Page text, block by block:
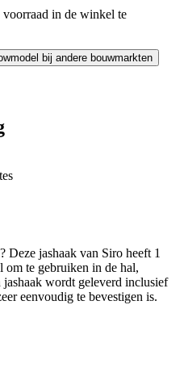
in de winkel te
bij andere bouwmarkten
Deze jashaak van Siro heeft 1
om te gebruiken in de hal,
wordt geleverd inclusief
eenvoudig te bevestigen is.